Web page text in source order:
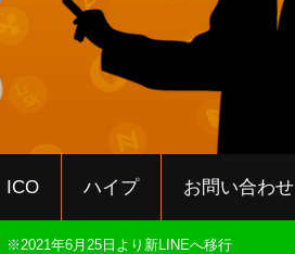
ICO ハイプ お問い合わせ
※2021年6月25日より新LINEへ移行